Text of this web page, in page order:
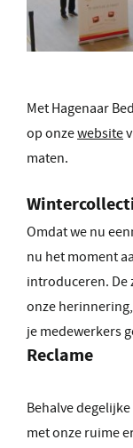
Met Hagenaar
op onzewebsite
maten.
Omdat we nu
nu het moment
introduceren. De
onze
je medewerkers
Reclame
Behalve
met onze ruime